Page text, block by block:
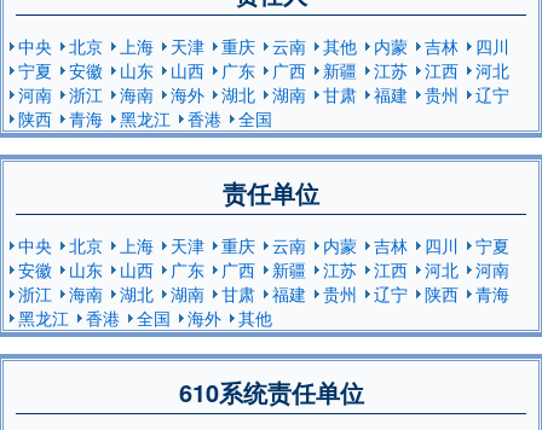
中央 北京 上海 天津 重庆 云南 其他 内蒙 吉林
四川
宁夏
安徽 山东 山西 广东 广西 新疆 江苏 江西
河北
河南
浙江 海南 海外 湖北 湖南 甘肃 福建 贵州
辽宁
陕西
青海 黑龙江 香港 全国
责任单位
中央 北京 上海 天津 重庆 云南 内蒙 吉林 四川
宁夏
安徽
山东 山西 广东 广西 新疆 江苏 江西 河北
河南
浙江
海南 湖北 湖南 甘肃 福建 贵州 辽宁 陕西
青海
黑龙江
香港 全国 海外 其他
610系统责任单位